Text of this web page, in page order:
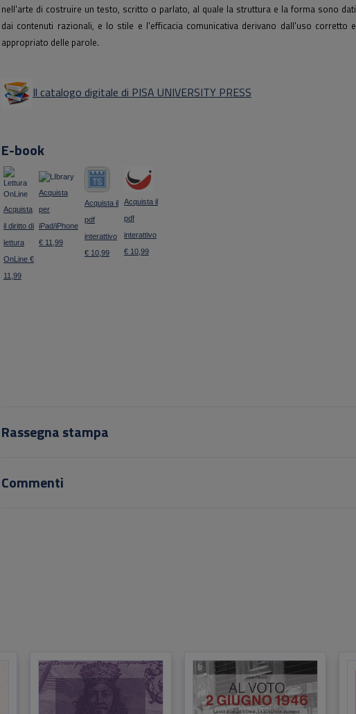
nell'arte di costruire un testo, scritto o parlato, al quale la struttura e la forma sono dati
dai contenuti razionali, e lo stile e l'efficacia comunicativa derivano dall'uso corretto e
appropriato delle parole.
Il catalogo digitale di PISA UNIVERSITY PRESS
E-book
Acquista
il diritto di
lettura
OnLine €
11,99
Acquista
per
iPad/iPhone
€ 11,99
Acquista il
pdf
interattivo
€ 10,99
Acquista il
pdf
interattivo
€ 10,99
Rassegna stampa
Commenti